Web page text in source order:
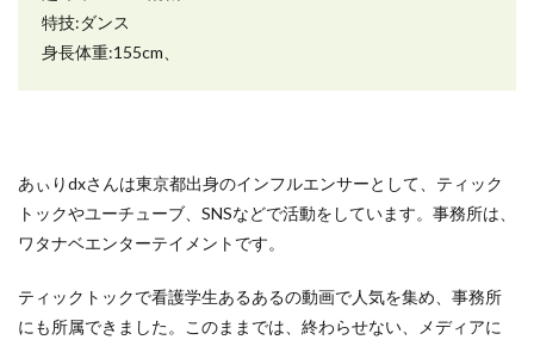
特技:ダンス
身長体重:155cm、
あぃりdxさんは東京都出身のインフルエンサーとして、ティック
トックやユーチューブ、SNSなどで活動をしています。事務所は、
ワタナベエンターテイメントです。
ティックトックで看護学生あるあるの動画で人気を集め、事務所
にも所属できました。このままでは、終わらせない、メディアに